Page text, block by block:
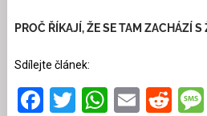
PROČ ŘÍKAJÍ, ŽE SE TAM ZACHÁZÍ
Sdílejte článek:
Facebook
TwitterEmail